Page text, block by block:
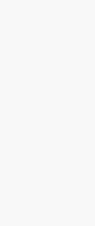
cao nhất là
Sao Minh Đường
dưới.